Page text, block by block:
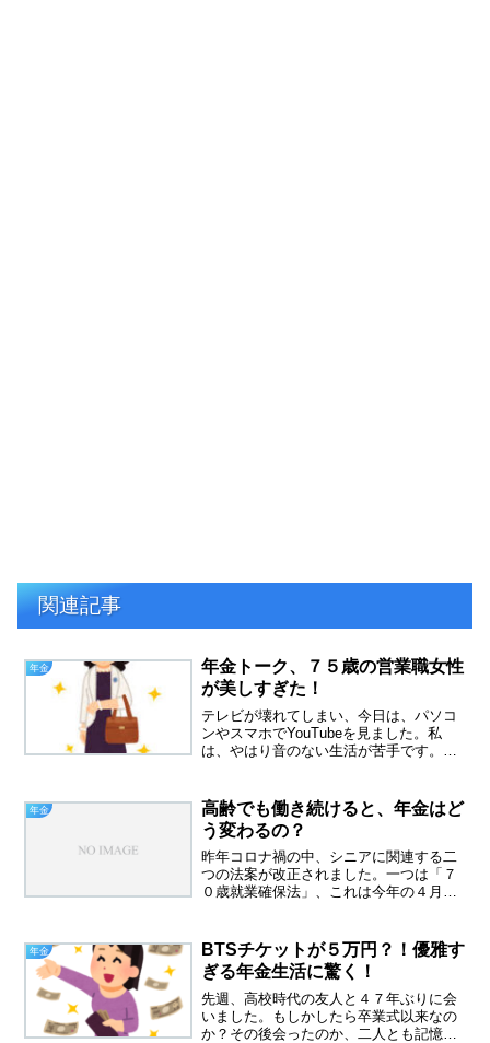
関連記事
年金
年金トーク、７５歳の営業職女性
が美しすぎた！
テレビが壊れてしまい、今日は、パソコ
ンやスマホでYouTubeを見ました。私
は、やはり音のない生活が苦手です。シ
した。今、流行りの年金トーク今日は、
パソコンで動画を見て...
年金
高齢でも働き続けると、年金はど
う変わるの？
昨年コロナ禍の中、シニアに関連する二
つの法案が改正されました。一つは「７
０歳就業確保法」、これは今年の４月に
側が雇い続ける努力をしなさいというも
のです。私の職場も６５歳...
年金
BTSチケットが５万円？！優雅す
ぎる年金生活に驚く！
先週、高校時代の友人と４７年ぶりに会
いました。もしかしたら卒業式以来なの
か？その後会ったのか、二人とも記憶に